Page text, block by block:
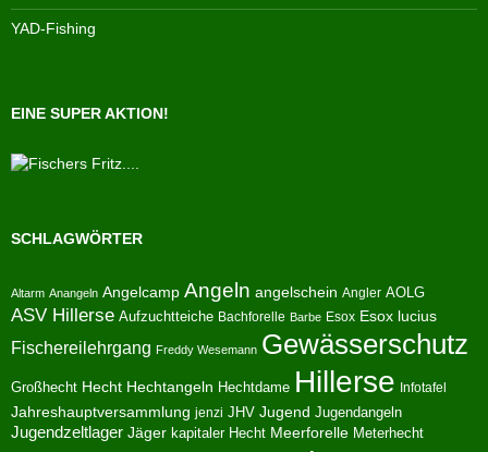
YAD-Fishing
EINE SUPER AKTION!
SCHLAGWÖRTER
Altarm Anangeln Angelcamp Angeln angelschein Angler AOLG
ASV Hillerse Aufzuchtteiche Bachforelle Barbe Esox Esox lucius
Fischereilehrgang Freddy Wesemann Gewässerschutz
Großhecht Hecht Hechtangeln Hechtdame Hillerse Infotafel
Jahreshauptversammlung jenzi JHV Jugend Jugendangeln
Jugendzeltlager Jäger kapitaler Hecht Meerforelle Meterhecht